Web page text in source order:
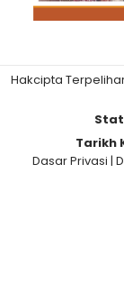
Hakcipta
Tarikh
Dasar Privasi |